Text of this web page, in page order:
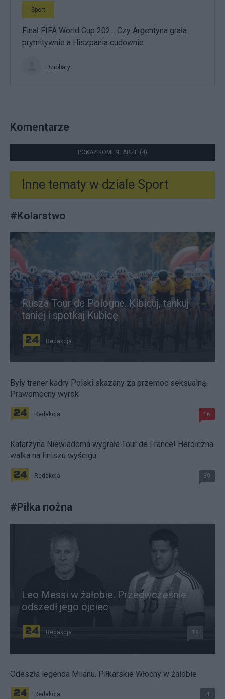
Sport
Finał FIFA World Cup 202... Czy Argentyna grała
prymitywnie a Hiszpania cudownie
Dziobaty
Komentarze
POKAŻ KOMENTARZE (4)
Inne tematy w dziale Sport
#Kolarstwo
Rusza Tour de Pologne. Kibicuj, tankuj
taniej i spotkaj Kubicę
Redakcja
Były trener kadry Polski skazany za przemoc seksualną.
Prawomocny wyrok
Redakcja 16
Katarzyna Niewiadoma wygrała Tour de France! Heroiczna
walka na finiszu wyścigu
Redakcja 39
#Piłka nożna
Leo Messi w żałobie. Przedwcześnie
odszedł jego ojciec
Redakcja 18
Odeszła legenda Milanu. Piłkarskie Włochy w żałobie
Redakcja 4